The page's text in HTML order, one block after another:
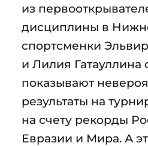
из
дисциплины в
спортсменки
и Лилия Гатауллина
показывают
результаты на
на счету рекорды
Евразии и Мира. А